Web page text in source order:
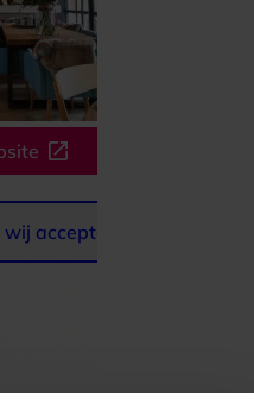
accepteren